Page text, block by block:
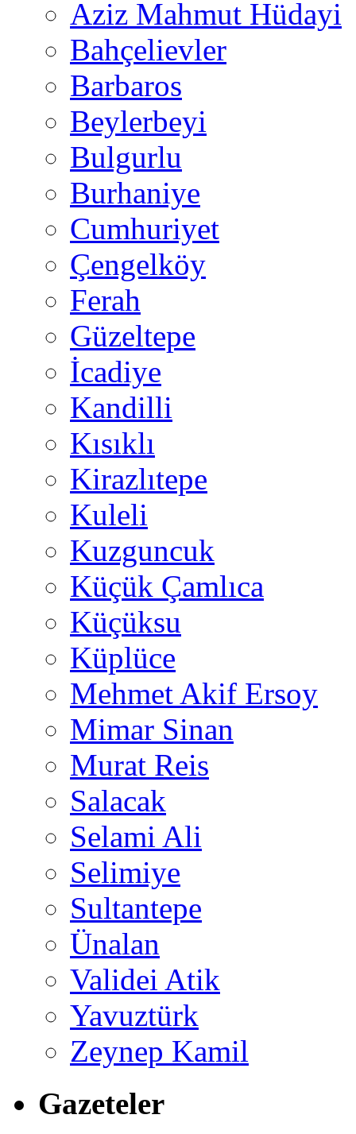
Aziz Mahmut Hüdayi
Bahçelievler
Barbaros
Beylerbeyi
Bulgurlu
Burhaniye
Cumhuriyet
Çengelköy
Ferah
Güzeltepe
İcadiye
Kandilli
Kısıklı
Kirazlıtepe
Kuleli
Kuzguncuk
Küçük Çamlıca
Küçüksu
Küplüce
Mehmet Akif Ersoy
Mimar Sinan
Murat Reis
Salacak
Selami Ali
Selimiye
Sultantepe
Ünalan
Validei Atik
Yavuztürk
Zeynep Kamil
Gazeteler